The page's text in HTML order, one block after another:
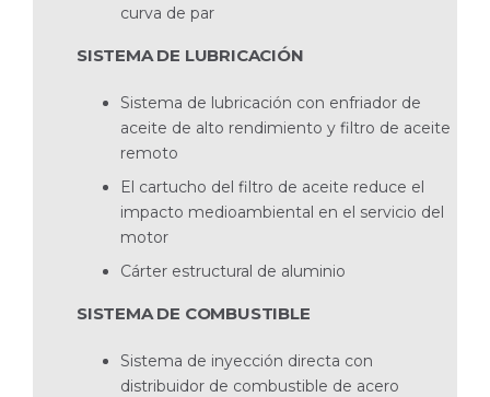
curva de par
SISTEMA DE LUBRICACIÓN
Sistema de lubricación con enfriador de
aceite de alto rendimiento y filtro de aceite
remoto
El cartucho del filtro de aceite reduce el
impacto medioambiental en el servicio del
motor
Cárter estructural de aluminio
SISTEMA DE COMBUSTIBLE
Sistema de inyección directa con
distribuidor de combustible de acero